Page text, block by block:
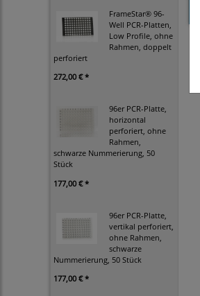
FrameStar® 96-
Well PCR-Platten,
Low Profile, ohne
Rahmen, doppelt
perforiert
272,00 € *
96er PCR-Platte,
horizontal
perforiert, ohne
Rahmen,
schwarze Nummerierung, 50
Stück
177,00 € *
96er PCR-Platte,
vertikal perforiert,
ohne Rahmen,
schwarze
Nummerierung, 50 Stück
177,00 € *